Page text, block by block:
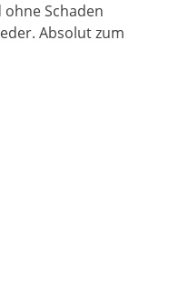
Schaden
Absolut zum